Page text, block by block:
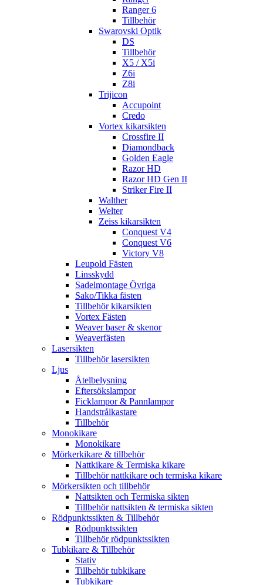
Ranger 6
Tillbehör
Swarovski Optik
DS
Tillbehör
X5 / X5i
Z6i
Z8i
Trijicon
Accupoint
Credo
Vortex kikarsikten
Crossfire II
Diamondback
Golden Eagle
Razor HD
Razor HD Gen II
Striker Fire II
Walther
Welter
Zeiss kikarsikten
Conquest V4
Conquest V6
Victory V8
Leupold Fästen
Linsskydd
Sadelmontage Övriga
Sako/Tikka fästen
Tillbehör kikarsikten
Vortex Fästen
Weaver baser & skenor
Weaverfästen
Lasersikten
Tillbehör lasersikten
Ljus
Åtelbelysning
Eftersökslampor
Ficklampor & Pannlampor
Handstrålkastare
Tillbehör
Monokikare
Monokikare
Mörkerkikare & tillbehör
Nattkikare & Termiska kikare
Tillbehör nattkikare och termiska kikare
Mörkersikten och tillbehör
Nattsikten och Termiska sikten
Tillbehör nattsikten & termiska sikten
Rödpunktssikten & Tillbehör
Rödpunktssikten
Tillbehör rödpunktssikten
Tubkikare & Tillbehör
Stativ
Tillbehör tubkikare
Tubkikare